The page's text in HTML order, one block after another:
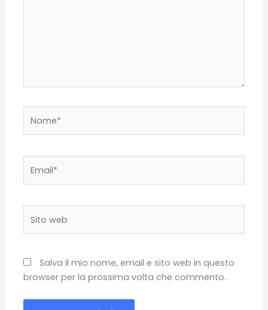
web
Salva il mio nome, email e sito web in questo
browser per la prossima volta che commento.